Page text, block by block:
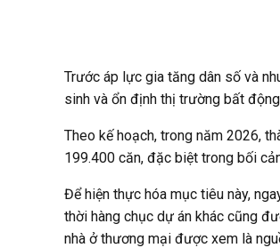
Trước áp lực gia tăng dân số và
sinh và ổn định thị trường bất
Theo kế hoạch, trong năm 2026,
199.400 căn, đặc biệt trong bối
Để hiện thực hóa mục tiêu này,
thời hàng chục dự án khác cũng
nhà ở thương mại được xem là